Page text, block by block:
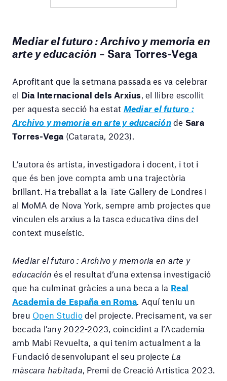
Mediar el futuro : Archivo y memoria en
arte y educación – Sara Torres-Vega
Aprofitant que la setmana passada es va celebrar
el Dia Internacional dels Arxius , el llibre escollit
per aquesta secció ha estat Mediar el futuro :
Archivo y memoria en arte y educaciónde Sara
Torres-Vega (Catarata, 2023).
L’autora és artista, investigadora i docent, i tot i
que és ben jove compta amb una trajectòria
brillant. Ha treballat a la Tate Gallery de Londres i
al MoMA de Nova York, sempre amb projectes que
vinculen els arxius a la tasca educativa dins del
context museístic.
Mediar el futuro : Archivo y memoria en arte y
educación és el resultat d’una extensa investigació
que ha culminat gràcies a una beca a la Real
Academia de España en Roma . Aquí teniu un
breu Open Studiodel projecte. Precisament, va ser
becada l’any 2022-2023, coincidint a l’Academia
amb Mabi Revuelta, a qui tenim actualment a la
Fundació desenvolupant el seu projecte La
màscara habitada , Premi de Creació Artística 2023.